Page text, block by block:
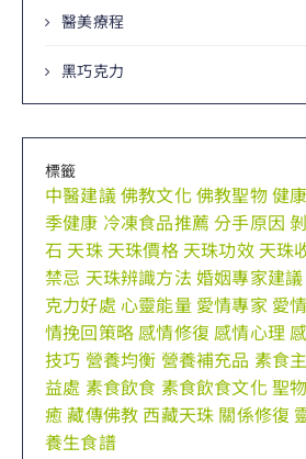
醫美療程
黑巧克力
標籤
中醫建議佛教文化佛教聖物健
季健康 冷凍食品推薦 分手原因
石 天珠 天珠價格 天珠功效 天珠
禁忌 天珠辨識方法 婚姻專家建議
克力好處 心靈能量 愛情專家 愛
情挽回策略 感情修復 感情心理
技巧 營養均衡 營養補充品 素食
益處 素食飲食 素食飲食文化聖物
癒藏傳佛教 西藏天珠 關係修復
養生食譜